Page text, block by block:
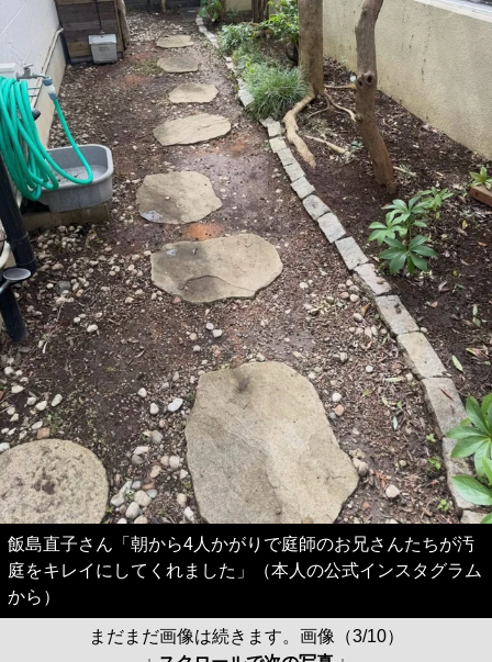
飯島直子さん「朝から4人かがりで庭師のお兄さんたちが汚
庭をキレイにしてくれました」（本人の公式インスタグラム
から）
まだまだ画像は続きます。画像（3/10）